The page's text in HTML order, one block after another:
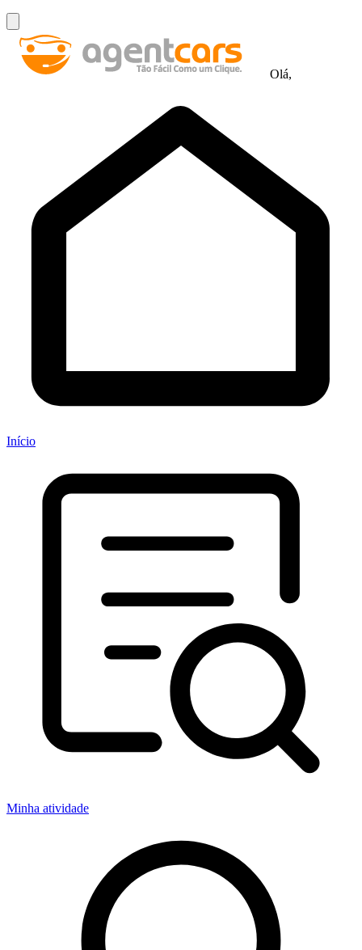
Olá,
Início
Minha atividade